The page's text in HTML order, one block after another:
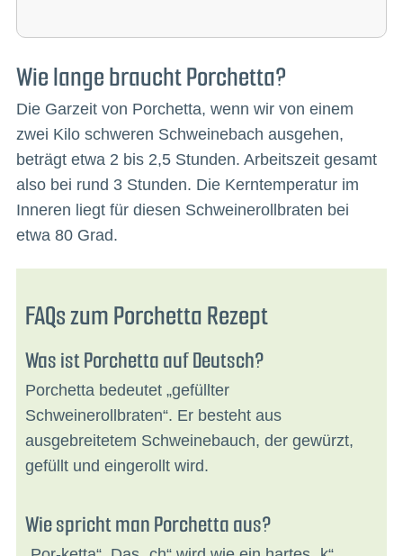
Wie lange braucht Porchetta?
Die Garzeit von Porchetta, wenn wir von einem
zwei Kilo schweren Schweinebach ausgehen,
beträgt etwa 2 bis 2,5 Stunden. Arbeitszeit gesamt
also bei rund 3 Stunden. Die Kerntemperatur im
Inneren liegt für diesen Schweinerollbraten bei
etwa 80 Grad.
FAQs zum Porchetta Rezept
Was ist Porchetta auf Deutsch?
Porchetta bedeutet „gefüllter
Schweinerollbraten“. Er besteht aus
ausgebreitetem Schweinebauch, der gewürzt,
gefüllt und eingerollt wird.
Wie spricht man Porchetta aus?